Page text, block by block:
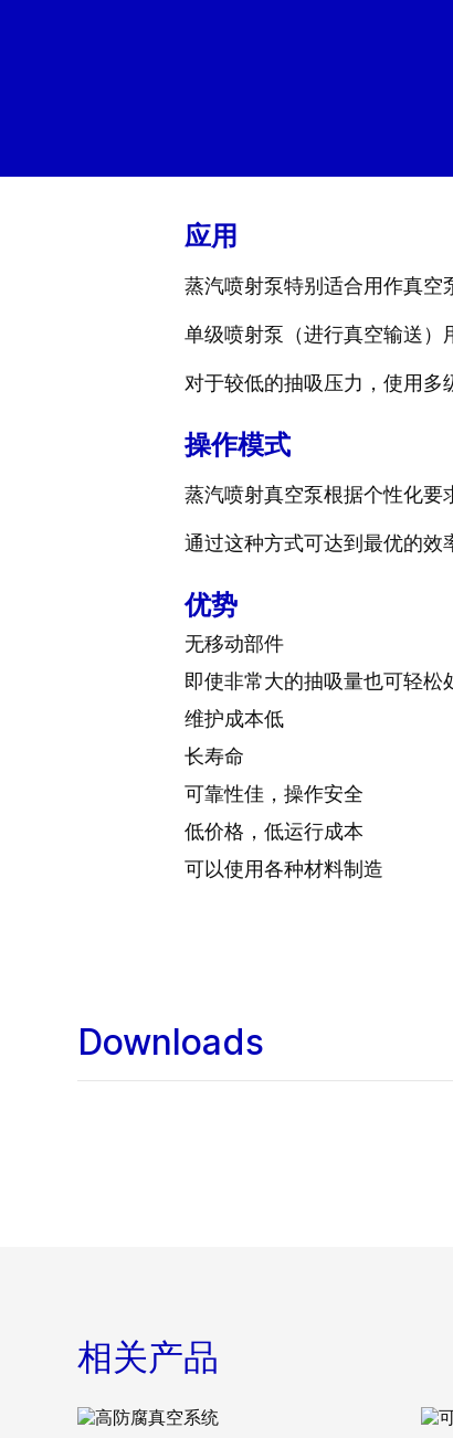
应用
蒸汽喷射泵特别适合用作真空
单级喷射泵（进行真空输送）
对于较低的抽吸压力，使用多
操作模式
蒸汽喷射真空泵根据个性化要
通过这种方式可达到最优的效
优势
无移动部件
即使非常大的抽吸量也可轻松
维护成本低
长寿命
可靠性佳，操作安全
低价格，低运行成本
可以使用各种材料制造
Downloads
相关产品